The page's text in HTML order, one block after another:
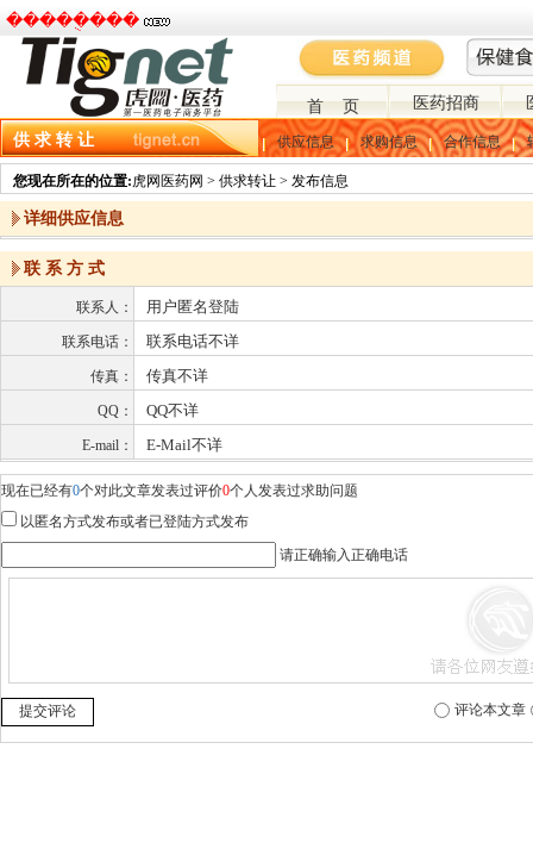
�����ֻ���
首 页 医药招商
供 求 转 让 供应信息 求购信息 合作信息
您现在所在的位置:虎网医药网 > 供求转让 > 发布信息
详细供应信息
联 系 方 式
联系人： 用户匿名登陆
联系电话： 联系电话不详
传真： 传真不详
QQ： QQ不详
E-mail： E-Mail不详
现在已经有0个对此文章发表过评价0个人发表过求助问题
以匿名方式发布或者已登陆方式发布
请正确输入正确电话
提交评论 评论本文章